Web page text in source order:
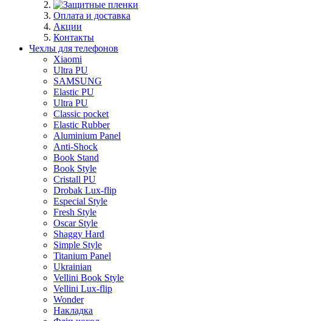
Оплата и доставка
Акции
Контакты
Чехлы для телефонов
Xiaomi
Ultra PU
SAMSUNG
Elastic PU
Ultra PU
Classic pocket
Elastic Rubber
Aluminium Panel
Anti-Shock
Book Stand
Book Style
Cristall PU
Drobak Lux-flip
Especial Style
Fresh Style
Oscar Style
Shaggy Hard
Simple Style
Titanium Panel
Ukrainian
Vellini Book Style
Vellini Lux-flip
Wonder
Накладка